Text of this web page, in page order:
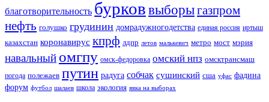
благотворительность бурков выборыгазпром
нефть голушко грудинин домрадужногодетства единая россия иртыш
казахстан коронавирус кпрф лдпр летов малькевич метро мост мэрия
навальный омгпу омск-федоровка омский нпз омсктрансмаш
погода полежаев путин радуга собчак сушинский сша уфас фадина
форум футбол шалаев школа экология явка на выборах